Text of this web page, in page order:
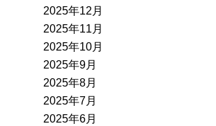
2025年12月
2025年11月
2025年10月
2025年9月
2025年8月
2025年7月
2025年6月